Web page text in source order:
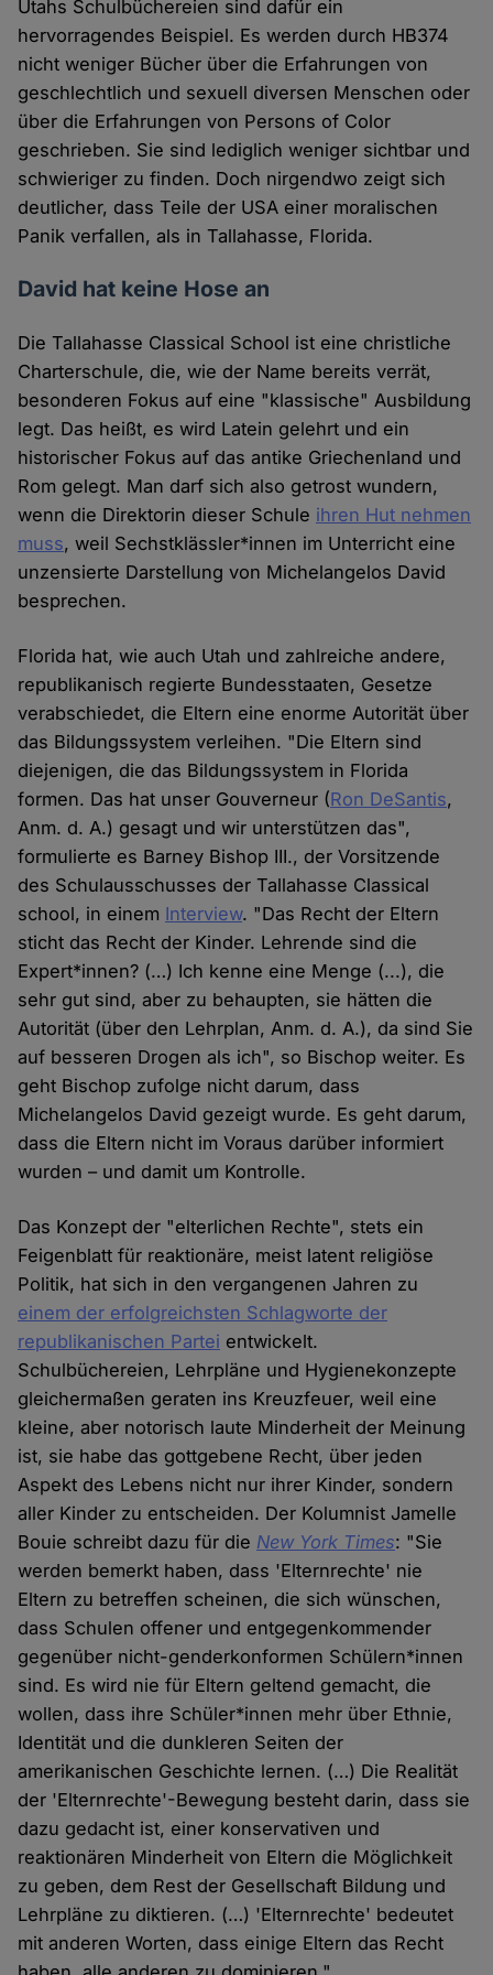
Utahs Schulbüchereien sind dafür ein
hervorragendes Beispiel. Es werden durch HB374
nicht weniger Bücher über die Erfahrungen von
geschlechtlich und sexuell diversen Menschen oder
über die Erfahrungen von Persons of Color
geschrieben. Sie sind lediglich weniger sichtbar und
schwieriger zu finden. Doch nirgendwo zeigt sich
deutlicher, dass Teile der USA einer moralischen
Panik verfallen, als in Tallahasse, Florida.
David hat keine Hose an
Die Tallahasse Classical School ist eine christliche
Charterschule, die, wie der Name bereits verrät,
besonderen Fokus auf eine "klassische" Ausbildung
legt. Das heißt, es wird Latein gelehrt und ein
historischer Fokus auf das antike Griechenland und
Rom gelegt. Man darf sich also getrost wundern,
wenn die Direktorin dieser Schule ihren Hut nehmen
muss, weil Sechstklässler*innen im Unterricht eine
unzensierte Darstellung von Michelangelos David
besprechen.
Florida hat, wie auch Utah und zahlreiche andere,
republikanisch regierte Bundesstaaten, Gesetze
verabschiedet, die Eltern eine enorme Autorität über
das Bildungssystem verleihen. "Die Eltern sind
diejenigen, die das Bildungssystem in Florida
formen. Das hat unser Gouverneur (Ron DeSantis,
Anm. d. A.) gesagt und wir unterstützen das",
formulierte es Barney Bishop III., der Vorsitzende
des Schulausschusses der Tallahasse Classical
school, in einem Interview. "Das Recht der Eltern
sticht das Recht der Kinder. Lehrende sind die
Expert*innen? (…) Ich kenne eine Menge (...), die
sehr gut sind, aber zu behaupten, sie hätten die
Autorität (über den Lehrplan, Anm. d. A.), da sind Sie
auf besseren Drogen als ich", so Bischop weiter. Es
geht Bischop zufolge nicht darum, dass
Michelangelos David gezeigt wurde. Es geht darum,
dass die Eltern nicht im Voraus darüber informiert
wurden – und damit um Kontrolle.
Das Konzept der "elterlichen Rechte", stets ein
Feigenblatt für reaktionäre, meist latent religiöse
Politik, hat sich in den vergangenen Jahren zu
einem der erfolgreichsten Schlagworte der
republikanischen Partei entwickelt.
Schulbüchereien, Lehrpläne und Hygienekonzepte
gleichermaßen geraten ins Kreuzfeuer, weil eine
kleine, aber notorisch laute Minderheit der Meinung
ist, sie habe das gottgebene Recht, über jeden
Aspekt des Lebens nicht nur ihrer Kinder, sondern
aller Kinder zu entscheiden. Der Kolumnist Jamelle
Bouie schreibt dazu für die New York Times: "Sie
werden bemerkt haben, dass 'Elternrechte' nie
Eltern zu betreffen scheinen, die sich wünschen,
dass Schulen offener und entgegenkommender
gegenüber nicht-genderkonformen Schülern*innen
sind. Es wird nie für Eltern geltend gemacht, die
wollen, dass ihre Schüler*innen mehr über Ethnie,
Identität und die dunkleren Seiten der
amerikanischen Geschichte lernen. (…) Die Realität
der 'Elternrechte'-Bewegung besteht darin, dass sie
dazu gedacht ist, einer konservativen und
reaktionären Minderheit von Eltern die Möglichkeit
zu geben, dem Rest der Gesellschaft Bildung und
Lehrpläne zu diktieren. (…) 'Elternrechte' bedeutet
mit anderen Worten, dass einige Eltern das Recht